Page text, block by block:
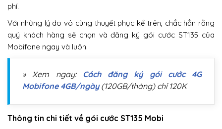
phí.
Với những lý do vô cùng thuyết phục kể trên, chắc hẳn rằng
quý khách hàng sẽ chọn và đăng ký gói cước ST135 của
Mobifone ngay và luôn.
» Xem ngay: Cách đăng ký gói cước 4G
Mobifone 4GB/ngày(120GB/tháng) chỉ 120K
Thông tin chi tiết về gói cước ST135 Mobi